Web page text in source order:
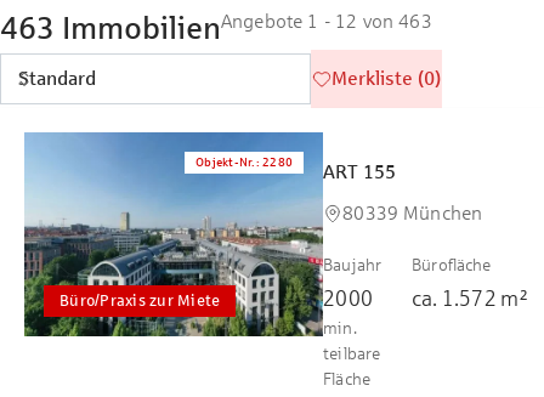
463 ImmobilienAngebote 1 - 12 von 463
Merkliste (0)
Büro/Praxis zur Miete
Objekt-Nr. :2280
ART 155
80339 München
Baujahr
2000
Bürofläche
ca. 1.572 m²
min.
teilbare
Fläche